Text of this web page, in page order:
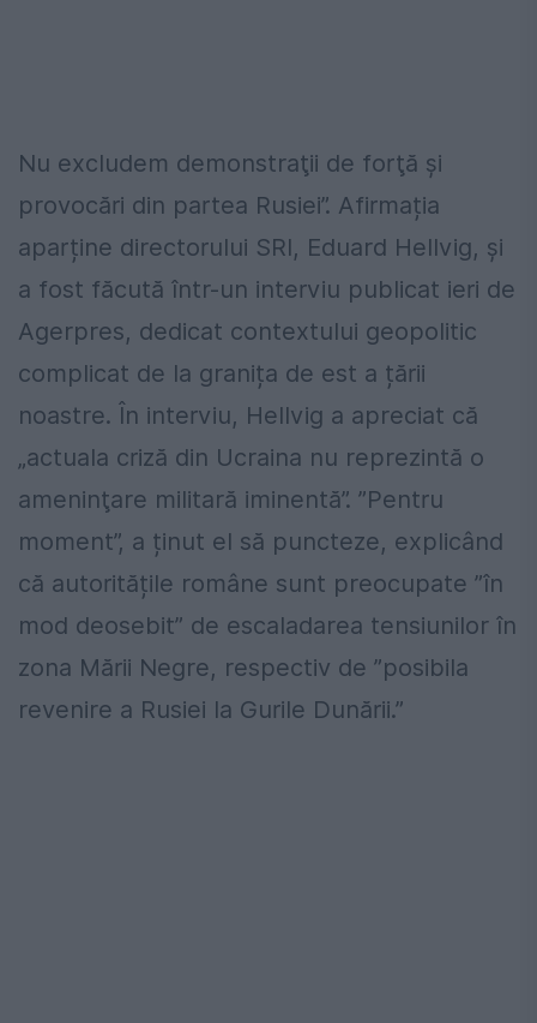
Nu excludem demonstraţii de forţă şi
provocări din partea Rusiei”. Afirmația
aparține directorului SRI, Eduard Hellvig, și
a fost făcută într-un interviu publicat ieri de
Agerpres, dedicat contextului geopolitic
complicat de la granița de est a țării
noastre. În interviu, Hellvig a apreciat că
„actuala criză din Ucraina nu reprezintă o
ameninţare militară iminentă”. ”Pentru
moment”, a ținut el să puncteze, explicând
că autoritățile române sunt preocupate ”în
mod deosebit” de escaladarea tensiunilor în
zona Mării Negre, respectiv de ”posibila
revenire a Rusiei la Gurile Dunării.”